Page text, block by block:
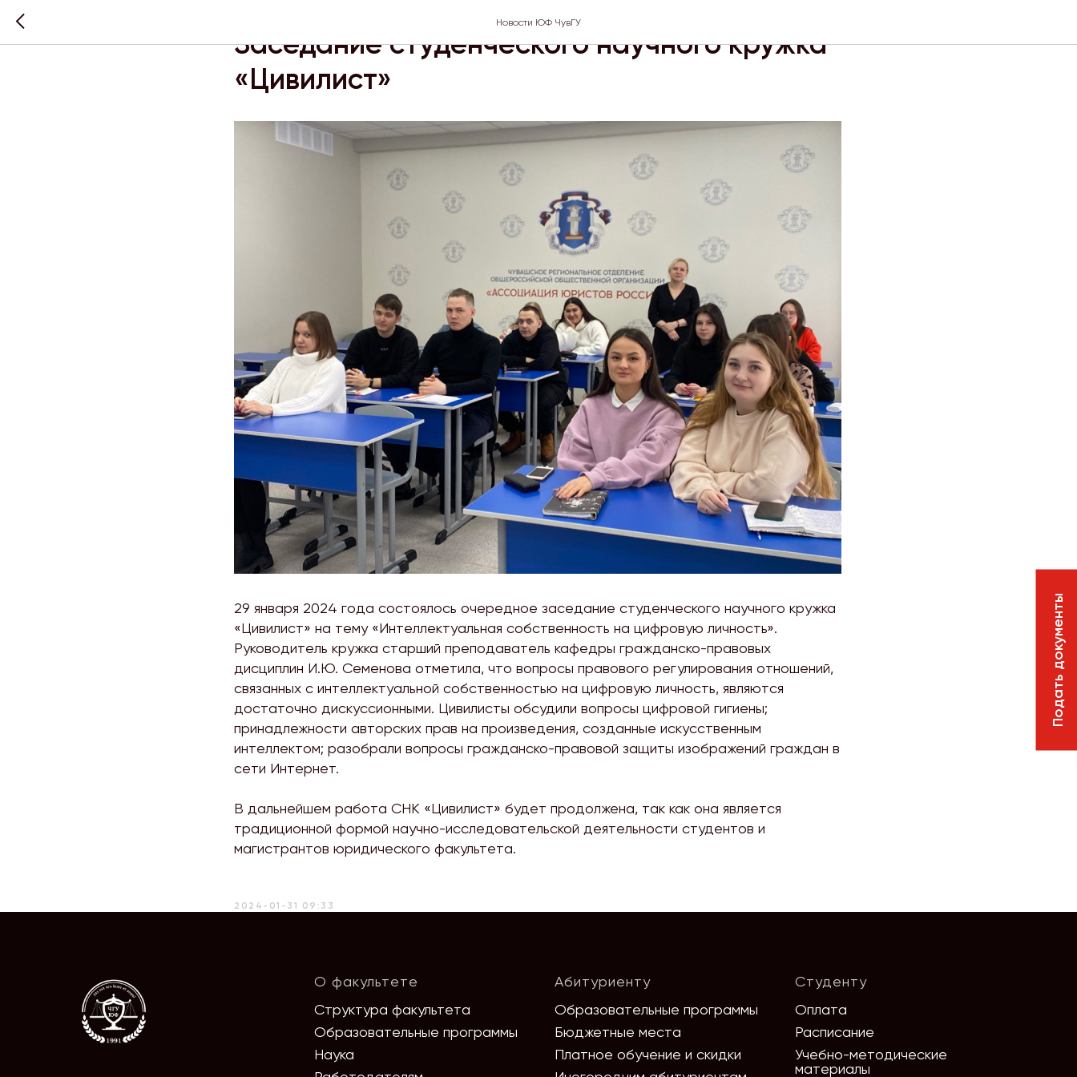
Новости ЮФ ЧувГУ
Заседание студенческого научного кружка
«Цивилист»
29 января 2024 года состоялось очередное заседание студенческого научного кружка
«Цивилист» на тему «Интеллектуальная собственность на цифровую личность».
Руководитель кружка старший преподаватель кафедры гражданско-правовых
дисциплин И.Ю. Семенова отметила, что вопросы правового регулирования отношений,
связанных с интеллектуальной собственностью на цифровую личность, являются
достаточно дискуссионными. Цивилисты обсудили вопросы цифровой гигиены;
принадлежности авторских прав на произведения, созданные искусственным
интеллектом; разобрали вопросы гражданско-правовой защиты изображений граждан в
сети Интернет.
В дальнейшем работа СНК «Цивилист» будет продолжена, так как она является
традиционной формой научно-исследовательской деятельности студентов и
магистрантов юридического факультета.
2024-01-31 09:33
О факультете
Структура факультета
Образовательные программы
Наука
Абитуриенту
Образовательные программы
Бюджетные места
Платное обучение и скидки
Студенту
Оплата
Расписание
Учебно-методические
материалы
Подать документы